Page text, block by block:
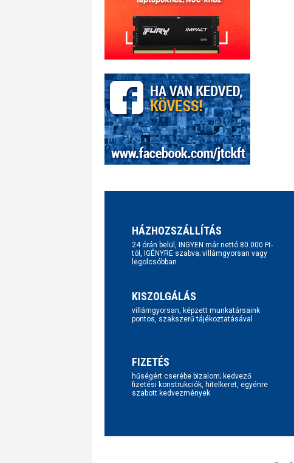
HÁZHOZSZÁLLÍTÁS
24 órán belül, INGYEN már nettó 80.000 Ft-
tól, IGÉNYRE szabva; villámgyorsan vagy
legolcsóbban
KISZOLGÁLÁS
villámgyorsan, képzett munkatársaink
pontos, szakszerű tájékoztatásával
FIZETÉS
hűségért cserébe bizalom; kedvező
fizetési konstrukciók, hitelkeret, egyénre
szabott kedvezmények